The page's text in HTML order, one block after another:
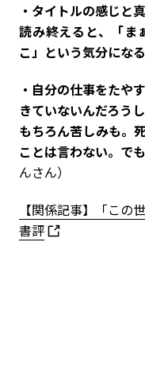
・タイトルの感じと
読み終えると、「ま
こ」という気分になる
・自分の仕事をたや
きていないんだろう
もちろん苦しみも。
ことは言わない。で
んさん）
【関係記事】「この
書評